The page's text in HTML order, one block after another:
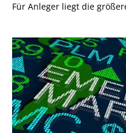
Für Anleger liegt die